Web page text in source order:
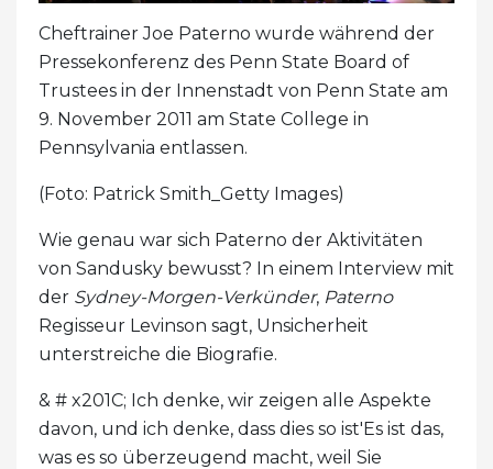
Cheftrainer Joe Paterno wurde während der
Pressekonferenz des Penn State Board of
Trustees in der Innenstadt von Penn State am
9. November 2011 am State College in
Pennsylvania entlassen.
(Foto: Patrick Smith_Getty Images)
Wie genau war sich Paterno der Aktivitäten
von Sandusky bewusst? In einem Interview mit
der Sydney-Morgen-Verkünder, Paterno
Regisseur Levinson sagt, Unsicherheit
unterstreiche die Biografie.
& # x201C; Ich denke, wir zeigen alle Aspekte
davon, und ich denke, dass dies so ist'Es ist das,
was es so überzeugend macht, weil Sie